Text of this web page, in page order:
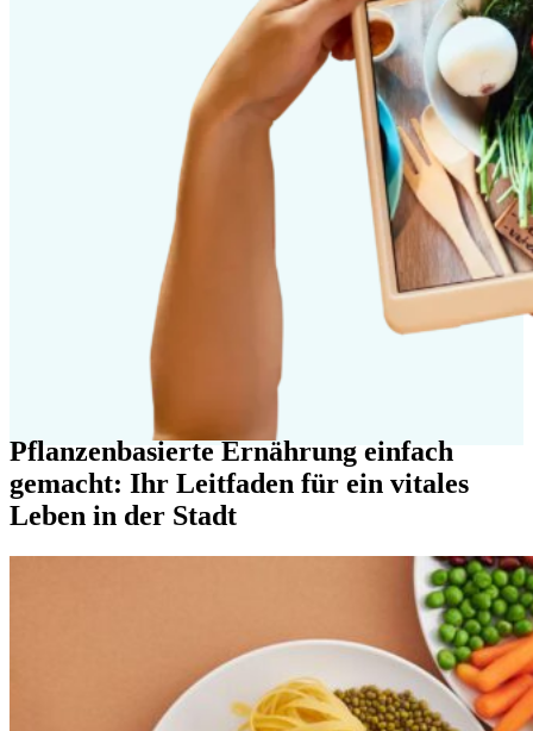
Pflanzenbasierte Ernährung einfach
gemacht: Ihr Leitfaden für ein vitales
Leben in der Stadt